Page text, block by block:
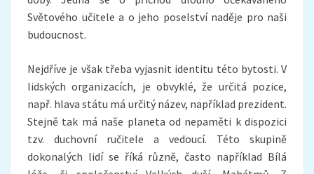
Světového učitele a o jeho poselství naděje pro naši
budoucnost.
Nejdříve je však třeba vyjasnit identitu této bytosti. V
lidských organizacích, je obvyklé, že určitá pozice,
např. hlava státu má určitý název, například prezident.
Stejně tak má naše planeta od nepaměti k dispozici
tzv. duchovní ručitele a vedoucí. Této skupině
dokonalých lidí se říká různě, často například Bílá